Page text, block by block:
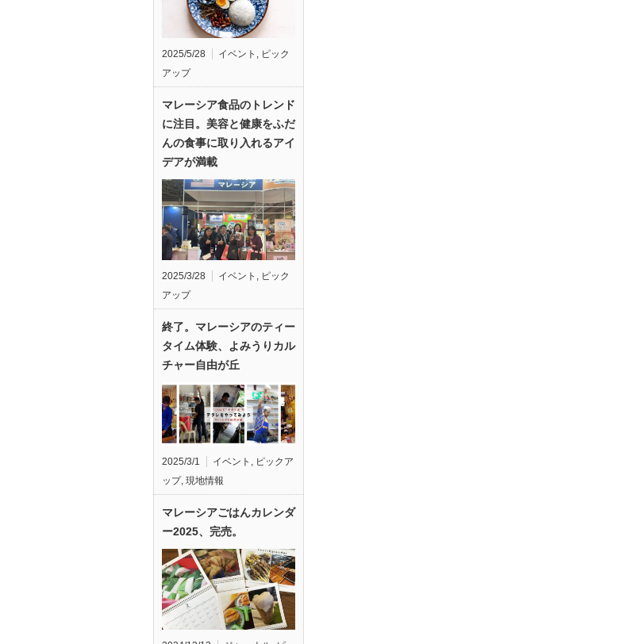
2025/5/28 イベント , ピック
アップ
マレーシア食品のトレンド
に注目。美容と健康をふだ
んの食事に取り入れるアイ
デアが満載
2025/3/28 イベント
ピック
アップ
終了。マレーシアのティー
タイム体験、よみうりカル
チャー自由が丘
2025/3/1 イベント , ピックア
ップ, 現地情報
マレーシアごはんカレンダ
ー2025、完売。